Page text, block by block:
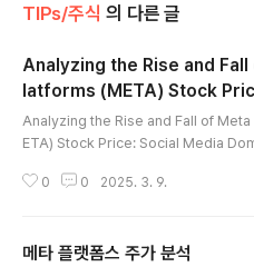
TIPs/주식 의 다른 글
Analyzing the Rise and
latforms (META) Stock
Media Dominance,
ons, and Market Dynamics
Analyzing the Rise and Fall of
ETA) Stock Price: Social Media
Platforms, Inc. (NASDAQ: META) is
ward-looking metaverse innovator.
0 0 2025. 3. 9.
메타 플랫폼스 주가 분석